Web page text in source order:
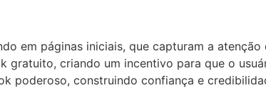
em páginas iniciais, que capturam a
criando um incentivo para que o
poderoso, construindo confiança e